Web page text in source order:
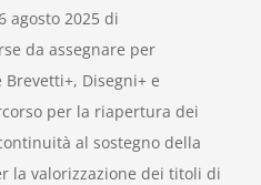
agosto 2025 di
da assegnare per
Disegni+ e
per la riapertura dei
al sostegno della
la valorizzazione dei titoli di